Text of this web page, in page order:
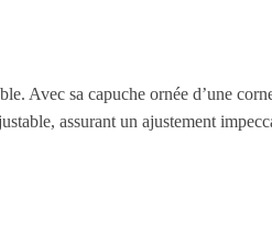
Avec sa capuche ornée d’une
assurant un ajustement